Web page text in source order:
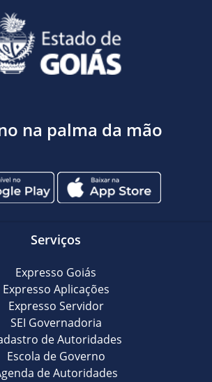
na palma da mão
Serviços
Expresso Goiás
Expresso Aplicações
Expresso Servidor
SEI Governadoria
de Autoridades
Escola de Governo
de Autoridades